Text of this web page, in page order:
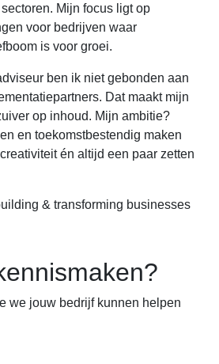
Mijn focus ligt op
voor bedrijven waar
is voor groei.
ben ik niet gebonden aan
Dat maakt mijn
op inhoud. Mijn ambitie?
en toekomstbestendig maken
én altijd een paar zetten
& transforming businesses
we jouw bedrijf kunnen helpen